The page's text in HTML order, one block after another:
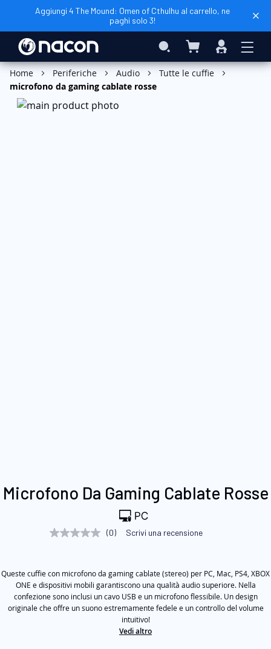
Aggiungi 4 The Mound: Omen of Cthulhu al carrello, ne
paghi solo 3!
Search Carrello Accedi
Aggiungi al Carrello
Home Periferiche Audio
Tutte le cuffie
microfono da gaming cablate rosse
Vai
all'inizio
Microfono Da Gaming Cablate Rosse
Nessuna
alla
pagina.
(0) Scrivi una recensione
Queste cuffie con microfono da gaming cablate (stereo) per PC, Mac, PS4, XBOX
ONE e dispositivi mobili garantiscono una qualità audio superiore. Nella
confezione sono inclusi un cavo USB e un microfono flessibile. Un design
originale che offre un suono estremamente fedele e un controllo del volume
intuitivo!
Vedi altro